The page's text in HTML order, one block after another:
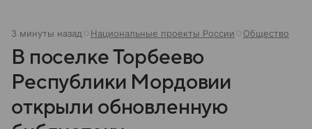
3 минуты назад Национальные проекты России Общество
В поселке Торбеево
Республики Мордовии
открыли обновленную